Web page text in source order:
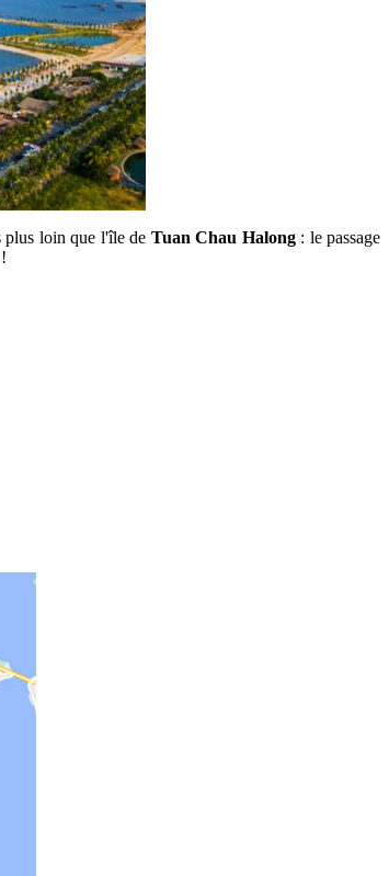
plus loin que l'île de Tuan Chau Halong: le passage